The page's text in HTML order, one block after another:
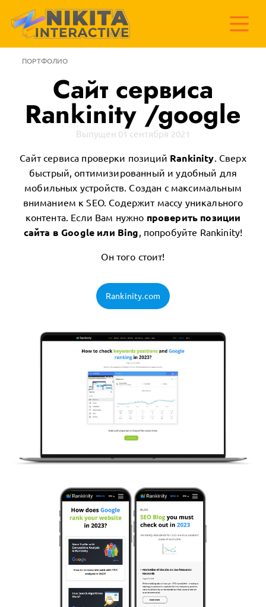
ПОРТФОЛИО
Сайт сервиса
Rankinity /google
Выпущен 01 сентября 2021
Сайт сервиса проверки позиций Rankinity. Сверх
быстрый, оптимизированный и удобный для
мобильных устройств. Создан с максимальным
вниманием к SEO. Содержит массу уникального
контента. Если Вам нужно проверить позиции
сайта в Google или Bing, попробуйте Rankinity!
Он того стоит!
Rankinity.com